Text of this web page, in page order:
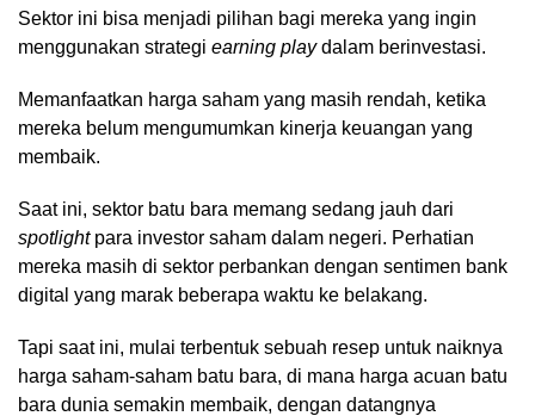
Sektor ini bisa menjadi pilihan bagi mereka yang ingin
menggunakan strategi earning playdalam berinvestasi.
Memanfaatkan harga saham yang masih rendah, ketika
mereka belum mengumumkan kinerja keuangan yang
membaik.
Saat ini, sektor batu bara memang sedang jauh dari
spotlightpara investor saham dalam negeri. Perhatian
mereka masih di sektor perbankan dengan sentimen bank
digital yang marak beberapa waktu ke belakang.
Tapi saat ini, mulai terbentuk sebuah resep untuk naiknya
harga saham-saham batu bara, di mana harga acuan batu
bara dunia semakin membaik, dengan datangnya